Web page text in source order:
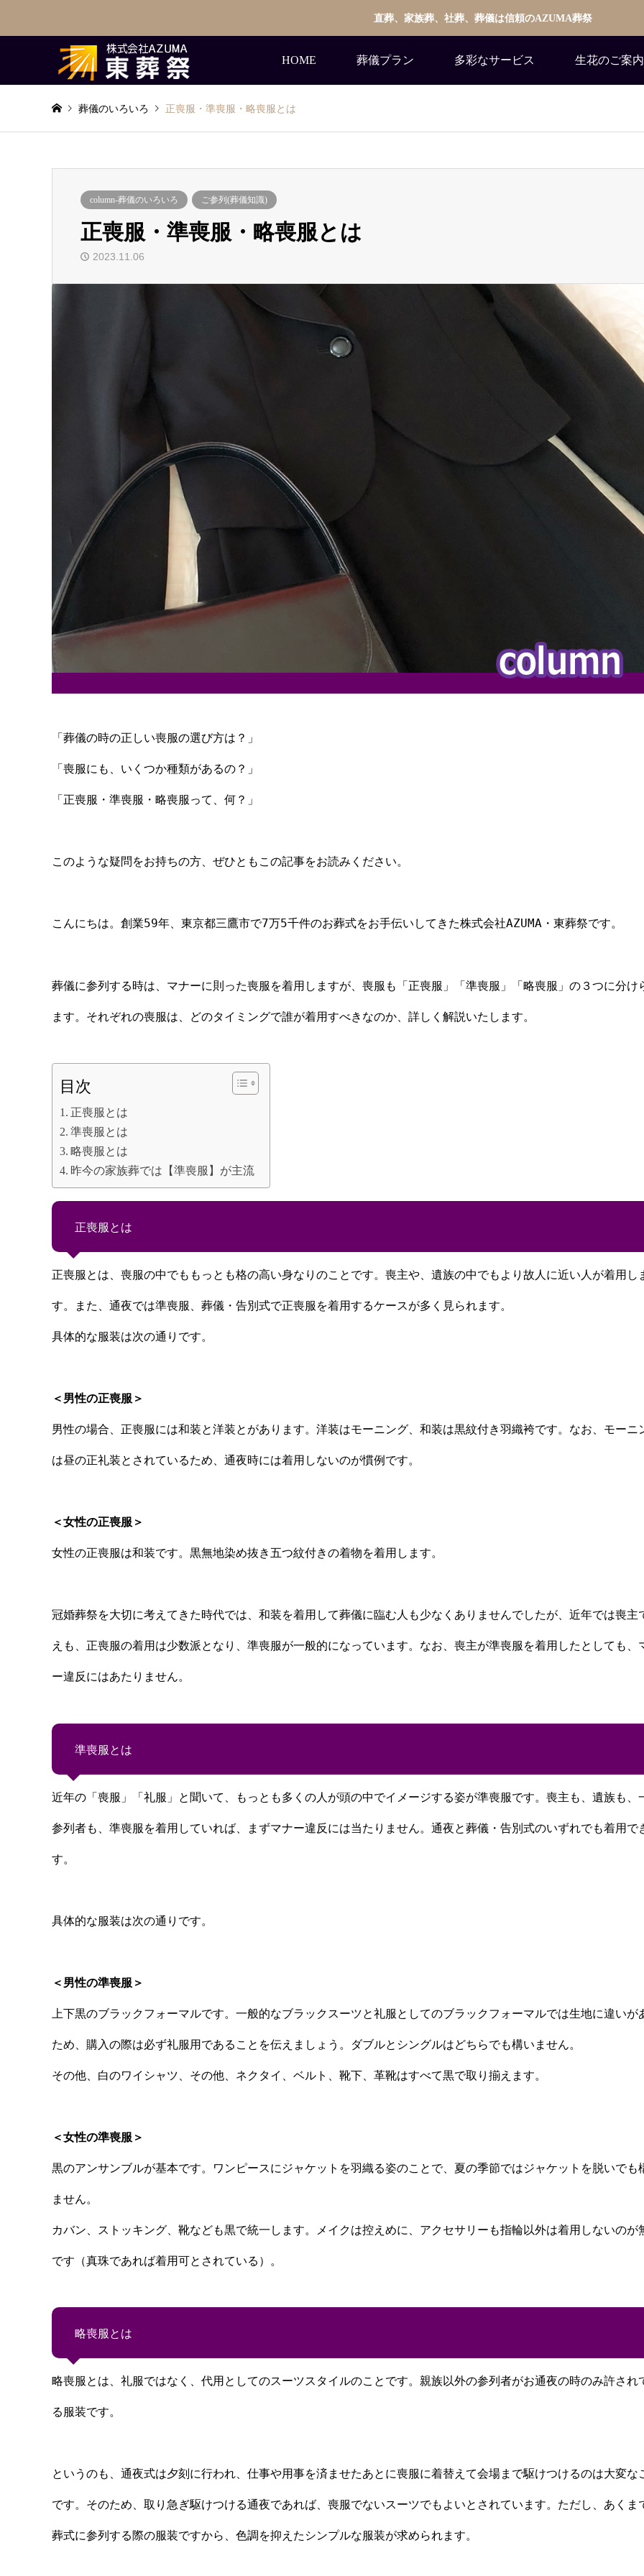
直葬、家族葬、社葬、葬儀は信頼のAZUMA葬祭
HOME 葬儀プラン 多彩なサービス 生花のご案内
葬儀のいろいろ 正喪服・準喪服・略喪服とは
column-葬儀のいろいろ ご参列(葬儀知識)
正喪服・準喪服・略喪服とは
2023.11.06
「葬儀の時の正しい喪服の選び方は？」
「喪服にも、いくつか種類があるの？」
「正喪服・準喪服・略喪服って、何？」
このような疑問をお持ちの方、ぜひともこの記事をお読みください。
こんにちは。創業59年、東京都三鷹市で7万5千件のお葬式をお手伝いしてきた株式会社AZUMA・東葬祭です。
葬儀に参列する時は、マナーに則った喪服を着用しますが、喪服も「正喪服」「準喪服」「略喪服」の３つに分け
ます。それぞれの喪服は、どのタイミングで誰が着用すべきなのか、詳しく解説いたします。
目次
正喪服とは
準喪服とは
略喪服とは
昨今の家族葬では【準喪服】が主流
正喪服とは
正喪服とは、喪服の中でももっとも格の高い身なりのことです。喪主や、遺族の中でもより故人に近い人が着用し
す。また、通夜では準喪服、葬儀・告別式で正喪服を着用するケースが多く見られます。
具体的な服装は次の通りです。
＜男性の正喪服＞
男性の場合、正喪服には和装と洋装とがあります。洋装はモーニング、和装は黒紋付き羽織袴です。なお、モーニ
は昼の正礼装とされているため、通夜時には着用しないのが慣例です。
＜女性の正喪服＞
女性の正喪服は和装です。黒無地染め抜き五つ紋付きの着物を着用します。
冠婚葬祭を大切に考えてきた時代では、和装を着用して葬儀に臨む人も少なくありませんでしたが、近年では喪主
えも、正喪服の着用は少数派となり、準喪服が一般的になっています。なお、喪主が準喪服を着用したとしても、
ー違反にはあたりません。
準喪服とは
近年の「喪服」「礼服」と聞いて、もっとも多くの人が頭の中でイメージする姿が準喪服です。喪主も、遺族も、
参列者も、準喪服を着用していれば、まずマナー違反には当たりません。通夜と葬儀・告別式のいずれでも着用で
す。
具体的な服装は次の通りです。
＜男性の準喪服＞
上下黒のブラックフォーマルです。一般的なブラックスーツと礼服としてのブラックフォーマルでは生地に違いが
ため、購入の際は必ず礼服用であることを伝えましょう。ダブルとシングルはどちらでも構いません。
その他、白のワイシャツ、その他、ネクタイ、ベルト、靴下、革靴はすべて黒で取り揃えます。
＜女性の準喪服＞
黒のアンサンブルが基本です。ワンピースにジャケットを羽織る姿のことで、夏の季節ではジャケットを脱いでも
ません。
カバン、ストッキング、靴なども黒で統一します。メイクは控えめに、アクセサリーも指輪以外は着用しないのが
です（真珠であれば着用可とされている）。
略喪服とは
略喪服とは、礼服ではなく、代用としてのスーツスタイルのことです。親族以外の参列者がお通夜の時のみ許され
る服装です。
というのも、通夜式は夕刻に行われ、仕事や用事を済ませたあとに喪服に着替えて会場まで駆けつけるのは大変な
です。そのため、取り急ぎ駆けつける通夜であれば、喪服でないスーツでもよいとされています。ただし、あくま
葬式に参列する際の服装ですから、色調を抑えたシンプルな服装が求められます。